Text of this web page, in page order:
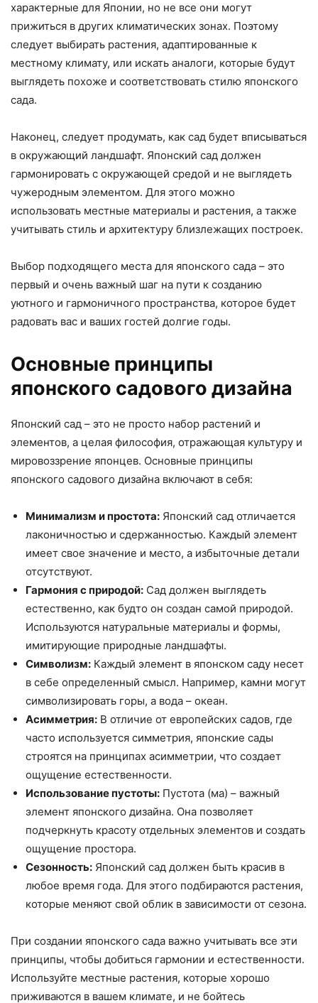
характерные для Японии, но не все они могут
прижиться в других климатических зонах. Поэтому
следует выбирать растения, адаптированные к
местному климату, или искать аналоги, которые будут
выглядеть похоже и соответствовать стилю японского
сада.
Наконец, следует продумать, как сад будет вписываться
в окружающий ландшафт. Японский сад должен
гармонировать с окружающей средой и не выглядеть
чужеродным элементом. Для этого можно
использовать местные материалы и растения, а также
учитывать стиль и архитектуру близлежащих построек.
Выбор подходящего места для японского сада – это
первый и очень важный шаг на пути к созданию
уютного и гармоничного пространства, которое будет
радовать вас и ваших гостей долгие годы.
Основные принципы
японского садового дизайна
Японский сад – это не просто набор растений и
элементов, а целая философия, отражающая культуру и
мировоззрение японцев. Основные принципы
японского садового дизайна включают в себя:
Минимализм и простота: Японский сад отличается
лаконичностью и сдержанностью. Каждый элемент
имеет свое значение и место, а избыточные детали
отсутствуют.
Гармония с природой: Сад должен выглядеть
естественно, как будто он создан самой природой.
Используются натуральные материалы и формы,
имитирующие природные ландшафты.
Символизм: Каждый элемент в японском саду несет
в себе определенный смысл. Например, камни могут
символизировать горы, а вода – океан.
Асимметрия: В отличие от европейских садов, где
часто используется симметрия, японские сады
строятся на принципах асимметрии, что создает
ощущение естественности.
Использование пустоты: Пустота (ма) – важный
элемент японского дизайна. Она позволяет
подчеркнуть красоту отдельных элементов и создать
ощущение простора.
Сезонность: Японский сад должен быть красив в
любое время года. Для этого подбираются растения,
которые меняют свой облик в зависимости от сезона.
При создании японского сада важно учитывать все эти
принципы, чтобы добиться гармонии и естественности.
Используйте местные растения, которые хорошо
приживаются в вашем климате, и не бойтесь